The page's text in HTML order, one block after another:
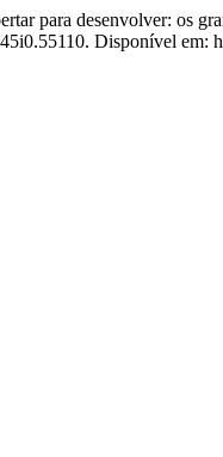
desenvolver: os
Disponível em: